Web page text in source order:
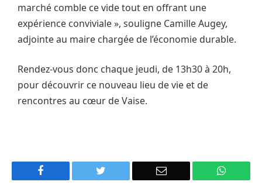
marché comble ce vide tout en offrant une
expérience conviviale », souligne Camille Augey,
adjointe au maire chargée de l’économie durable.
Rendez-vous donc chaque jeudi, de 13h30 à 20h,
pour découvrir ce nouveau lieu de vie et de
rencontres au cœur de Vaise.
Email